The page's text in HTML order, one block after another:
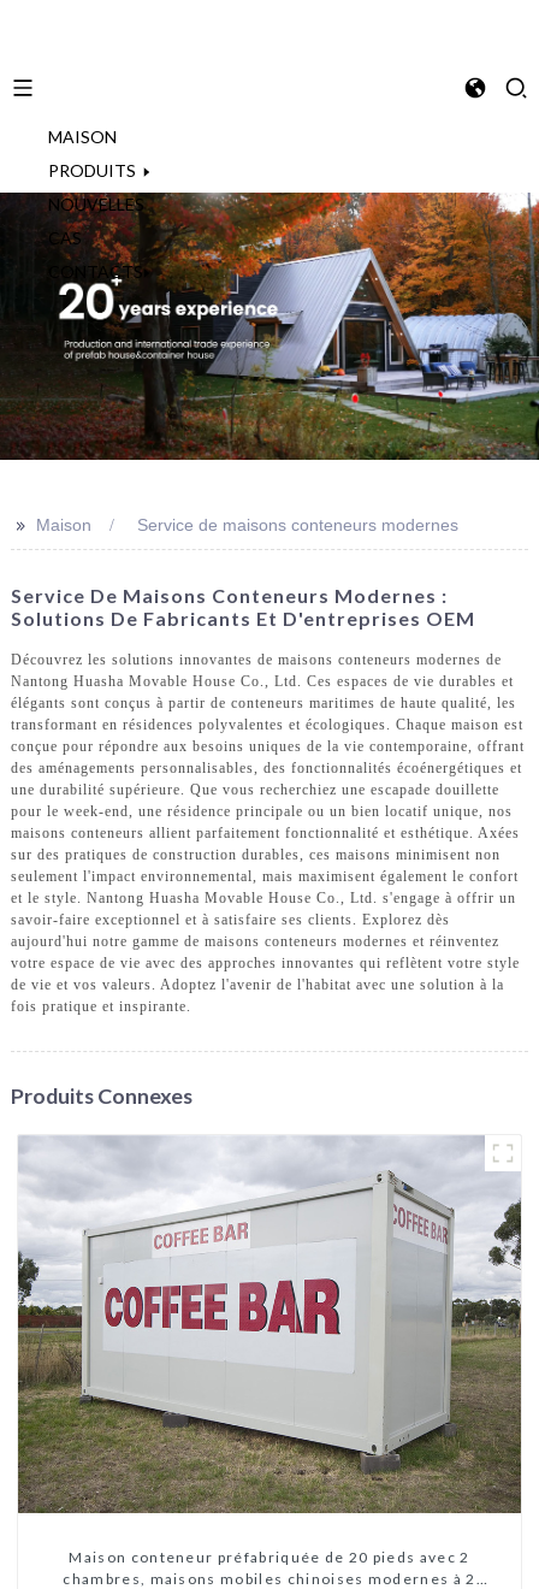
MAISON
PRODUITS
NOUVELLES
CAS
CONTACTS
>> Maison Service de maisons conteneurs modernes
Service De Maisons Conteneurs Modernes :
Solutions De Fabricants Et D'entreprises OEM
Découvrez les solutions innovantes de maisons conteneurs modernes de
Nantong Huasha Movable House Co., Ltd. Ces espaces de vie durables et
élégants sont conçus à partir de conteneurs maritimes de haute qualité, les
transformant en résidences polyvalentes et écologiques. Chaque maison est
conçue pour répondre aux besoins uniques de la vie contemporaine, offrant
des aménagements personnalisables, des fonctionnalités écoénergétiques et
une durabilité supérieure. Que vous recherchiez une escapade douillette
pour le week-end, une résidence principale ou un bien locatif unique, nos
maisons conteneurs allient parfaitement fonctionnalité et esthétique. Axées
sur des pratiques de construction durables, ces maisons minimisent non
seulement l'impact environnemental, mais maximisent également le confort
et le style. Nantong Huasha Movable House Co., Ltd. s'engage à offrir un
savoir-faire exceptionnel et à satisfaire ses clients. Explorez dès
aujourd'hui notre gamme de maisons conteneurs modernes et réinventez
votre espace de vie avec des approches innovantes qui reflètent votre style
de vie et vos valeurs. Adoptez l'avenir de l'habitat avec une solution à la
fois pratique et inspirante.
Produits Connexes
Maison conteneur préfabriquée de 20 pieds avec 2
chambres, maisons mobiles chinoises modernes à 2